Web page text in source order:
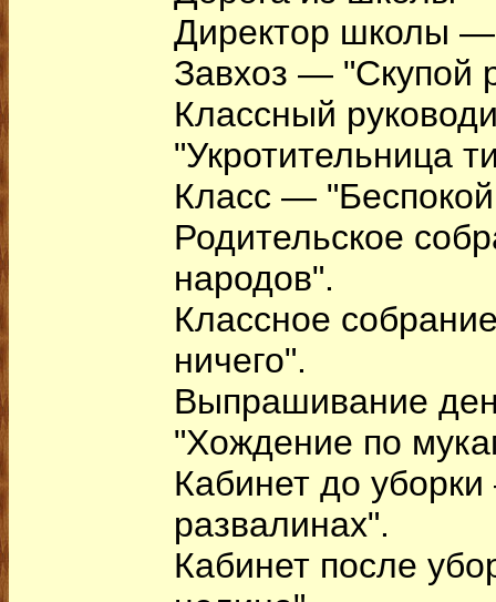
Директор школы —
Завхоз — "Скупой
Классный
"Укротительница
Класс —
Родительское
народов".
Классное
ничего".
Выпрашивание
"Хождение по
Кабинет до
развалинах".
Кабинет после